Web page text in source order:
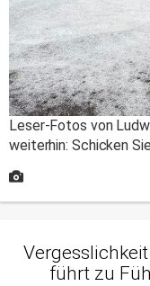
Leser-Fotos von
weiterhin: Schicken
führt zu